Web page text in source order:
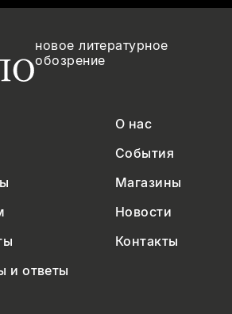
новое литературное
обозрение
О нас
События
Магазины
Новости
Контакты
и ответы